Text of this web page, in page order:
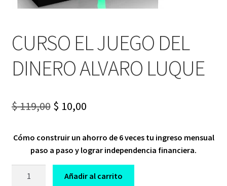
CURSO EL JUEGO DEL
DINERO ALVARO LUQUE
$119,00 Original
was:
$ 10,00Current
is:
Cómo construir un ahorro de 6 veces tu ingreso mensual
paso a paso y lograr independencia financiera.
Añadir al carrito